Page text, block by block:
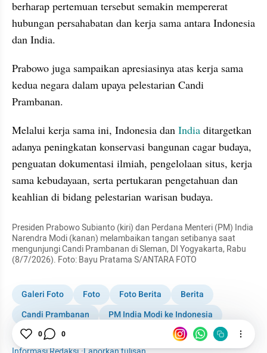
berharap pertemuan tersebut semakin mempererat
hubungan persahabatan dan kerja sama antara Indonesia
dan India.
Prabowo juga sampaikan apresiasinya atas kerja sama
kedua negara dalam upaya pelestarian Candi
Prambanan.
Melalui kerja sama ini, Indonesia dan India ditargetkan
adanya peningkatan konservasi bangunan cagar budaya,
penguatan dokumentasi ilmiah, pengelolaan situs, kerja
sama kebudayaan, serta pertukaran pengetahuan dan
keahlian di bidang pelestarian warisan budaya.
Presiden Prabowo Subianto (kiri) dan Perdana Menteri (PM) India
Narendra Modi (kanan) melambaikan tangan setibanya saat
mengunjungi Candi Prambanan di Sleman, DI Yogyakarta, Rabu
(8/7/2026). Foto: Bayu Pratama S/ANTARA FOTO
Galeri Foto Foto Foto Berita
Berita
Candi Prambanan
PM India Modi ke Indonesia
Prabowo Subianto
Narendra Modi
0 0